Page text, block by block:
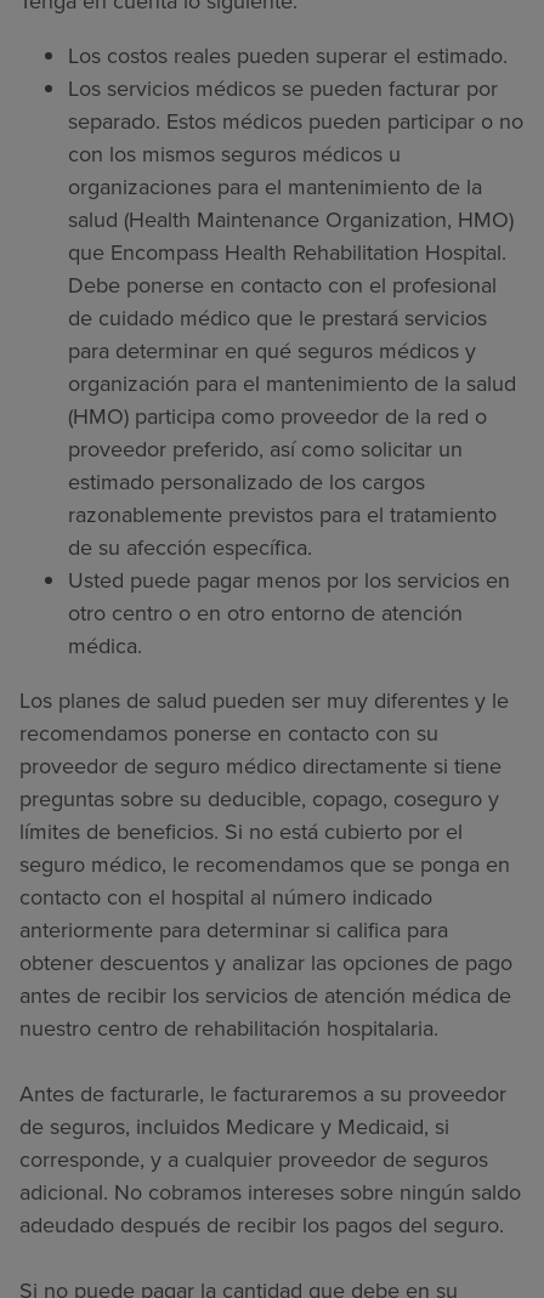
Los costos reales pueden superar el estimado.
Los servicios médicos se pueden facturar por
separado. Estos médicos pueden participar o no
con los mismos seguros médicos u
organizaciones para el mantenimiento de la
salud (Health Maintenance Organization, HMO)
que Encompass Health Rehabilitation Hospital.
Debe ponerse en contacto con el profesional
de cuidado médico que le prestará servicios
para determinar en qué seguros médicos y
organización para el mantenimiento de la salud
(HMO) participa como proveedor de la red o
proveedor preferido, así como solicitar un
estimado personalizado de los cargos
razonablemente previstos para el tratamiento
de su afección específica.
Usted puede pagar menos por los servicios en
otro centro o en otro entorno de atención
médica.
Los planes de salud pueden ser muy diferentes y le
recomendamos ponerse en contacto con su
proveedor de seguro médico directamente si tiene
preguntas sobre su deducible, copago, coseguro y
límites de beneficios. Si no está cubierto por el
seguro médico, le recomendamos que se ponga en
contacto con el hospital al número indicado
anteriormente para determinar si califica para
obtener descuentos y analizar las opciones de pago
antes de recibir los servicios de atención médica de
nuestro centro de rehabilitación hospitalaria.
Antes de facturarle, le facturaremos a su proveedor
de seguros, incluidos Medicare y Medicaid, si
corresponde, y a cualquier proveedor de seguros
adicional. No cobramos intereses sobre ningún saldo
adeudado después de recibir los pagos del seguro.
Si no puede pagar la cantidad que debe en su